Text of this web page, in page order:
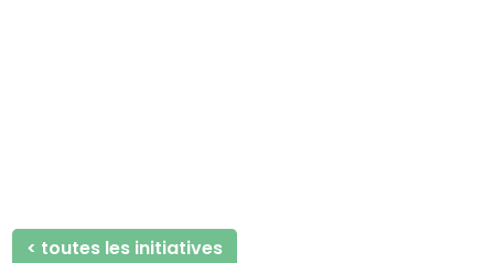
< toutes les initiatives